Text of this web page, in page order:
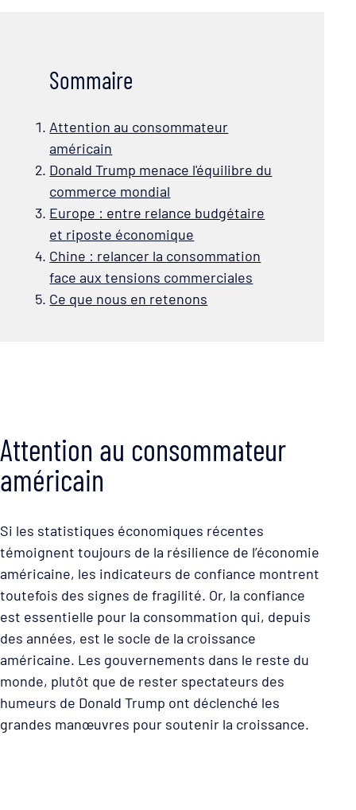
Sommaire
Attention au consommateur
américain
Donald Trump menace l'équilibre du
commerce mondial
Europe : entre relance budgétaire
et riposte économique
Chine : relancer la consommation
face aux tensions commerciales
Ce que nous en retenons
Attention au consommateur
américain
Si les statistiques économiques récentes
témoignent toujours de la résilience de l’économie
américaine, les indicateurs de confiance montrent
toutefois des signes de fragilité. Or, la confiance
est essentielle pour la consommation qui, depuis
des années, est le socle de la croissance
américaine. Les gouvernements dans le reste du
monde, plutôt que de rester spectateurs des
humeurs de Donald Trump ont déclenché les
grandes manœuvres pour soutenir la croissance.